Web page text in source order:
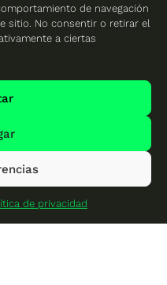
de navegación
sitio. No consentir o retirar el
a ciertas
de privacidad
- Todos los derechos